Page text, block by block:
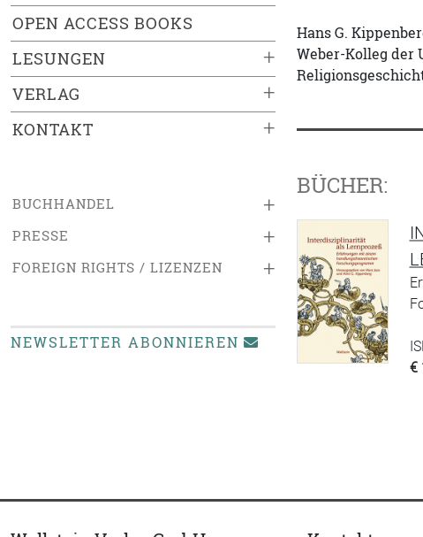
OPEN ACCESS BOOKS
+
LESUNGEN
+
VERLAG
+
KONTAKT
+
BUCHHANDEL
+
PRESSE
+
FOREIGN RIGHTS / LIZENZEN
NEWSLETTER ABONNIEREN
Hans G.
Weber-Kolleg der
BÜCHER:
€